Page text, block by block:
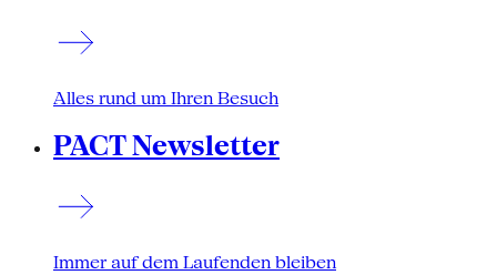
Alles rund um Ihren Besuch
PACT Newsletter
Immer auf dem Laufenden bleiben